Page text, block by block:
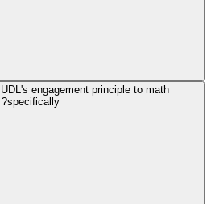
engagement principle to math
specifically?